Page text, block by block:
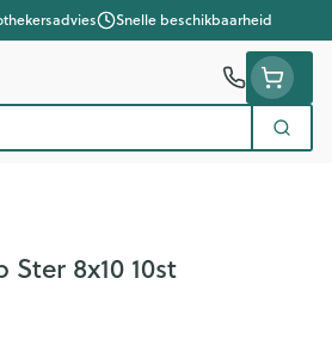
Snelle beschikbaarheid
Zoek
8x10 10st